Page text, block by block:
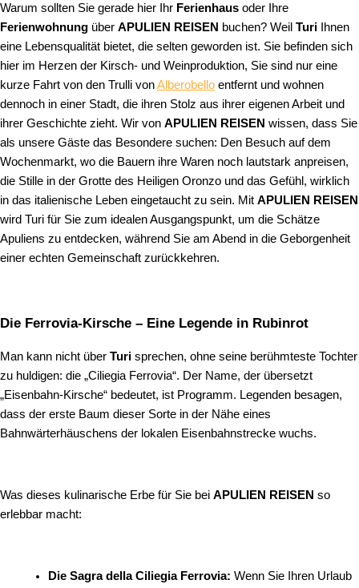
Warum sollten Sie gerade hier Ihr Ferienhaus oder Ihre
Ferienwohnung über APULIEN REISEN buchen? Weil Turi Ihnen
eine Lebensqualität bietet, die selten geworden ist. Sie befinden sich
hier im Herzen der Kirsch- und Weinproduktion, Sie sind nur eine
kurze Fahrt von den Trulli vonAlberobello entfernt und wohnen
dennoch in einer Stadt, die ihren Stolz aus ihrer eigenen Arbeit und
ihrer Geschichte zieht. Wir von APULIEN REISEN wissen, dass Sie
als unsere Gäste das Besondere suchen: Den Besuch auf dem
Wochenmarkt, wo die Bauern ihre Waren noch lautstark anpreisen,
die Stille in der Grotte des Heiligen Oronzo und das Gefühl, wirklich
in das italienische Leben eingetaucht zu sein. Mit APULIEN REISEN
wird Turi für Sie zum idealen Ausgangspunkt, um die Schätze
Apuliens zu entdecken, während Sie am Abend in die Geborgenheit
einer echten Gemeinschaft zurückkehren.
Die Ferrovia-Kirsche – Eine Legende in Rubinrot
Man kann nicht über Turi sprechen, ohne seine berühmteste Tochter
zu huldigen: die „Ciliegia Ferrovia“. Der Name, der übersetzt
„Eisenbahn-Kirsche“ bedeutet, ist Programm. Legenden besagen,
dass der erste Baum dieser Sorte in der Nähe eines
Bahnwärterhäuschens der lokalen Eisenbahnstrecke wuchs.
Was dieses kulinarische Erbe für Sie bei APULIEN REISEN so
erlebbar macht:
Die Sagra della Ciliegia Ferrovia: Wenn Sie Ihren Urlaub